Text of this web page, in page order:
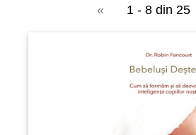
« 1 - 8 din 25